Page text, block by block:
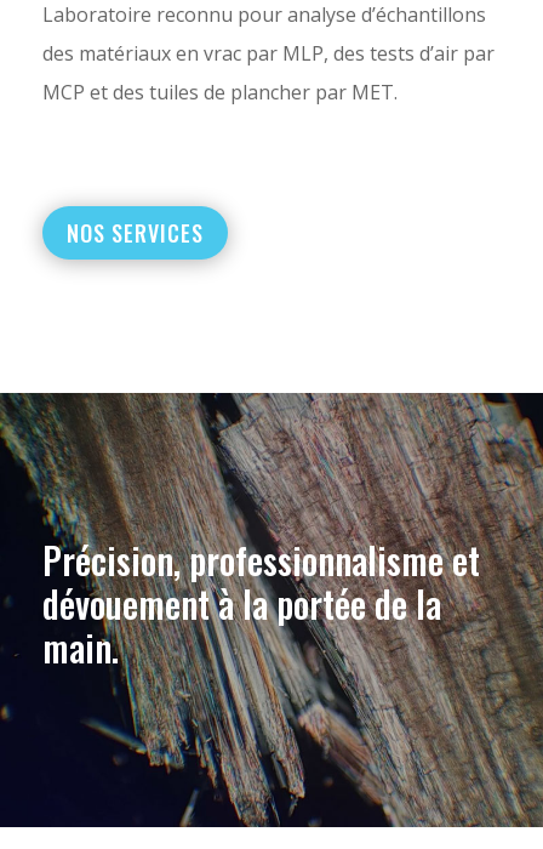
Laboratoire reconnu pour analyse d’échantillons
des matériaux en vrac par MLP, des tests d’air par
MCP et des tuiles de plancher par MET.
NOS SERVICES
Précision, professionnalisme et
dévouement à la portée de la
main.